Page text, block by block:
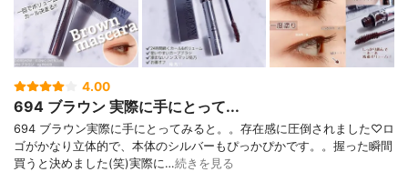
4.00
694 ブラウン 実際に手にとって...
694 ブラウン実際に手にとってみると。。存在感に圧倒されました♡ロ
ゴがかなり立体的で、本体のシルバーもぴっかぴかです。。握った瞬間
買うと決めました(笑)実際に…続きを見る